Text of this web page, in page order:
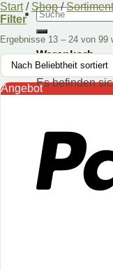
Suchen
nach:
Warenkorb
Es befinden
Start / Shop / Sortiment
Filter
Ergebnisse 13 – 24 von 99
Angebot